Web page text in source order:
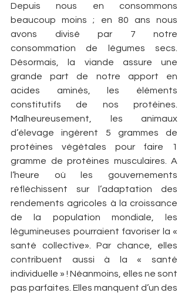
Depuis nous en consommons
beaucoup moins ; en 80 ans nous
avons divisé par 7 notre
consommation de légumes secs.
Désormais, la viande assure une
grande part de notre apport en
acides aminés, les éléments
constitutifs de nos protéines.
Malheureusement, les animaux
d’élevage ingèrent 5 grammes de
protéines végétales pour faire 1
gramme de protéines musculaires. A
l’heure où les gouvernements
réfléchissent sur l’adaptation des
rendements agricoles à la croissance
de la population mondiale, les
légumineuses pourraient favoriser la «
santé collective». Par chance, elles
contribuent aussi à la « santé
individuelle » ! Néanmoins, elles ne sont
pas parfaites. Elles manquent d’un des